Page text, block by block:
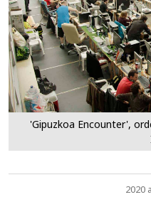
'Gipuzkoa Encounter',
2020